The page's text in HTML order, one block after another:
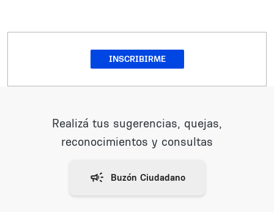
INSCRIBIRME
Realizá tus sugerencias, quejas,
reconocimientos y consultas